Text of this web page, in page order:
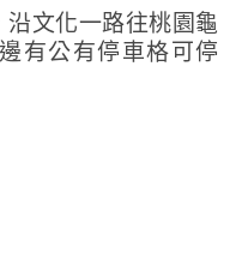
文化一路往桃園龜
有公有停車格可停